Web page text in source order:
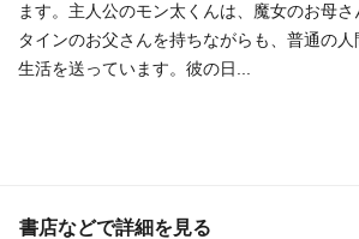
ます。主人公のモン太くんは、魔女のお母さ
タインのお父さんを持ちながらも、普通の
生活を送っています。彼の日...
書店などで詳細を見る